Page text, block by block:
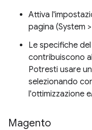
Attiva
pagina (System
Le specifiche
contribuiscono
Potresti usare
selezionando
l'ottimizzazione
Magento